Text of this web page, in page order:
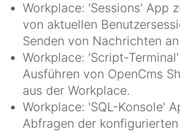
Workplace: 'Sessions' App
von aktuellen
Senden von Nachrichten
Workplace: 'Script-
Ausführen von OpenCms
aus der Workplace.
Workplace: 'SQL-Konsole'
Abfragen der